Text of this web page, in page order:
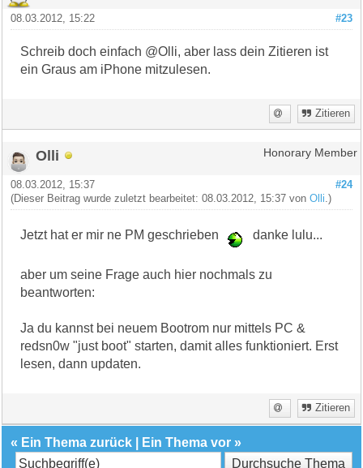
#23
08.03.2012, 15:22
Schreib doch einfach @Olli, aber lass dein Zitieren ist
ein Graus am iPhone mitzulesen.
Zitieren
Olli Honorary Member
#24
08.03.2012, 15:37
(Dieser Beitrag wurde zuletzt bearbeitet: 08.03.2012, 15:37 vonOlli .)
Jetzt hat er mir ne PM geschrieben danke lulu...
aber um seine Frage auch hier nochmals zu
beantworten:
Ja du kannst bei neuem Bootrom nur mittels PC &
redsn0w "just boot" starten, damit alles funktioniert. Erst
lesen, dann updaten.
Zitieren
« Ein Thema zurück Ein Thema vor »